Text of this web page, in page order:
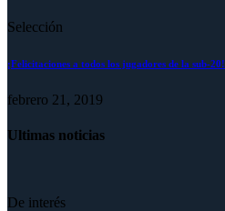
Selección
¡Felicitaciones a todos los jugadores de la sub-20!
febrero 21, 2019
Ultimas noticias
De interés